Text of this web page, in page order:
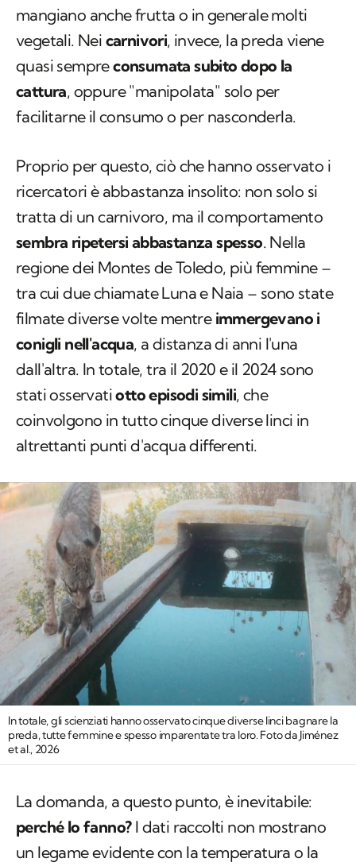
mangiano anche frutta o in generale molti
vegetali. Nei carnivori, invece, la preda viene
quasi sempreconsumata subito dopo la
cattura, oppure "manipolata" solo per
facilitarne il consumo o per nasconderla.
Proprio per questo, ciò che hanno osservato i
ricercatori è abbastanza insolito: non solo si
tratta di un carnivoro, ma il comportamento
sembra ripetersi abbastanza spesso. Nella
regione dei Montes de Toledo, più femmine –
tra cui due chiamate Luna e Naia – sono state
filmate diverse volte mentre immergevano i
conigli nell'acqua, a distanza di anni l'una
dall'altra. In totale, tra il 2020 e il 2024 sono
stati osservatiotto episodi simili, che
coinvolgono in tutto cinque diverse linci in
altrettanti punti d'acqua differenti.
In totale, gli scienziati hanno osservato cinque diverse linci bagnare la
preda, tutte femmine e spesso imparentate tra loro. Foto da Jiménez
et al., 2026
La domanda, a questo punto, è inevitabile:
perché lo fanno?I dati raccolti non mostrano
un legame evidente con la temperatura o la